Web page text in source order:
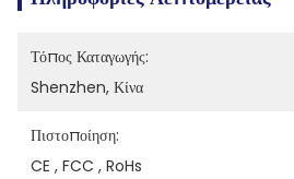
Τόπος Καταγωγής:
Shenzhen, Κίνα
Πιστοποίηση:
CE , FCC , RoHs